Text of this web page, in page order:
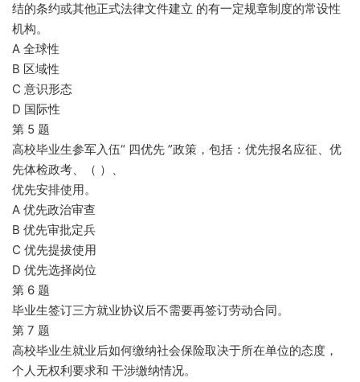
结的条约或其他正式法律文件建立 的有一定规章制度的常设性
机构。
A 全球性
B 区域性
C 意识形态
D 国际性
第 5 题
高校毕业生参军入伍“ 四优先 ”政策，包括：优先报名应征、优
先体检政考、（ ）、
优先安排使用。
A 优先政治审查
B 优先审批定兵
C 优先提拔使用
D 优先选择岗位
第 6 题
毕业生签订三方就业协议后不需要再签订劳动合同。
第 7 题
高校毕业生就业后如何缴纳社会保险取决于所在单位的态度，
个人无权利要求和 干涉缴纳情况。